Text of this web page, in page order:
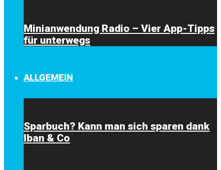
Minianwendung Radio – Vier App-Tipps
für unterwegs
ALLGEMEIN
Sparbuch? Kann man sich sparen dank
Iban & Co